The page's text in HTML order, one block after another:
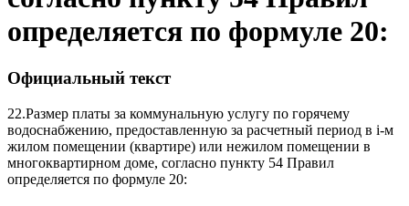
определяется по формуле 20:
Официальный текст
22.Размер платы за коммунальную услугу по горячему
водоснабжению, предоставленную за расчетный период в i-м
жилом помещении (квартире) или нежилом помещении в
многоквартирном доме, согласно пункту 54 Правил
определяется по формуле 20: